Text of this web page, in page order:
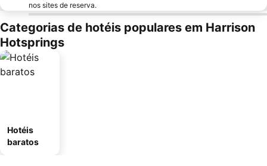
nos sites de reserva.
Categorias de hotéis populares em Harrison
Hotsprings
Hotéis
baratos